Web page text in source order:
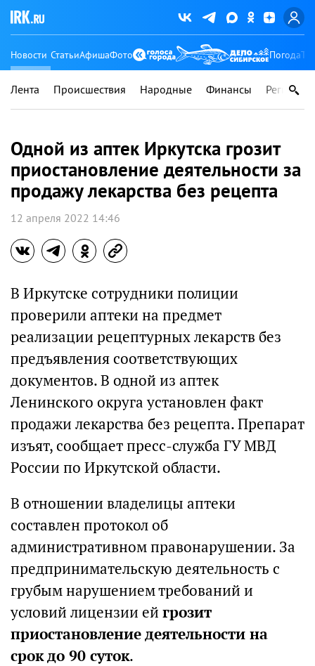
Новости СтатьиАфишаФото Погода
Лента Происшествия Народные Финансы Регионы
Одной из аптек Иркутска грозит
приостановление деятельности за
продажу лекарства без рецепта
12 апреля 2022 14:46
В Иркутске сотрудники полиции
проверили аптеки на предмет
реализации рецептурных лекарств без
предъявления соответствующих
документов. В одной из аптек
Ленинского округа установлен факт
продажи лекарства без рецепта. Препарат
изъят, сообщает пресс-служба ГУ МВД
России по Иркутской области.
В отношении владелицы аптеки
составлен протокол об
административном правонарушении. За
предпринимательскую деятельность с
грубым нарушением требований и
условий лицензии ей грозит
приостановление деятельности на
срок до 90 суток.